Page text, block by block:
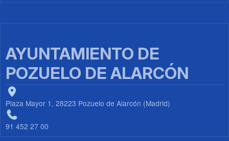
AYUNTAMIENTO DE
POZUELO DE ALARCÓN
Plaza Mayor 1, 28223 Pozuelo de Alarcón (Madrid)
91 452 27 00